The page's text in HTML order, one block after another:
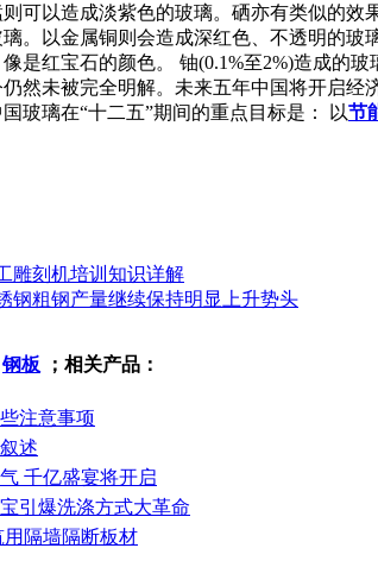
可以造成淡紫色的玻璃。硒亦有类似的
。以金属铜则会造成深红色、不透明的玻
是红宝石的颜色。 铀(0.1%至2%)造成的
然未被完全明解。未来五年中国将开启
玻璃在“十二五”期间的重点目标是： 以节
雕刻机培训知识详解
钢粗钢产量继续保持明显上升势头
钢板 ；相关产品：
注意事项
述
千亿盛宴将开启
引爆洗涤方式大革命
用隔墙隔断板材